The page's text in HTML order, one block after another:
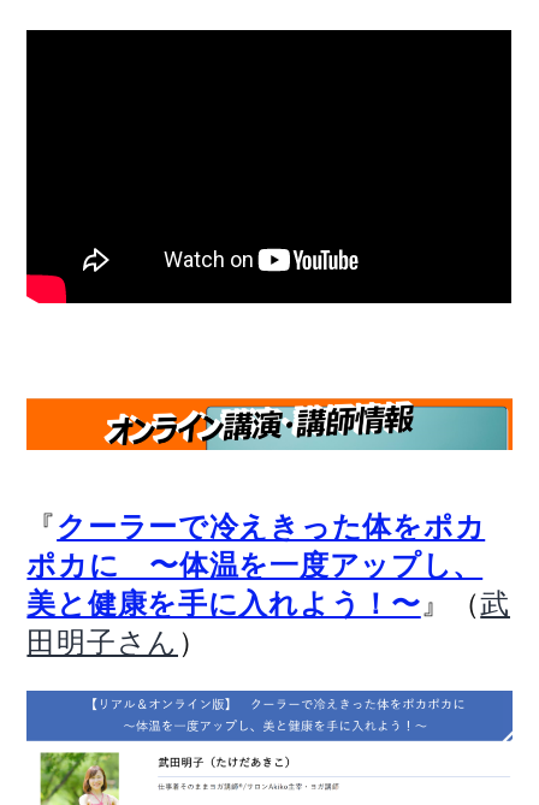
『クーラーで冷えきった体をポカ
ポカに 〜体温を一度アップし、
美と健康を手に入れよう！〜』（武
田明子さん ）